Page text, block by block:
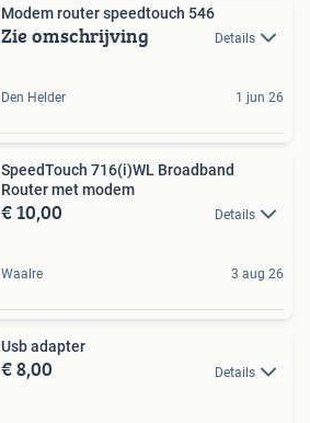
Modem router speedtouch 546
Zie omschrijving Details
Den Helder 1 jun 26
SpeedTouch 716(i)WL Broadband
Router met modem
€ 10,00 Details
Waalre 3 aug 26
Usb adapter
€ 8,00 Details